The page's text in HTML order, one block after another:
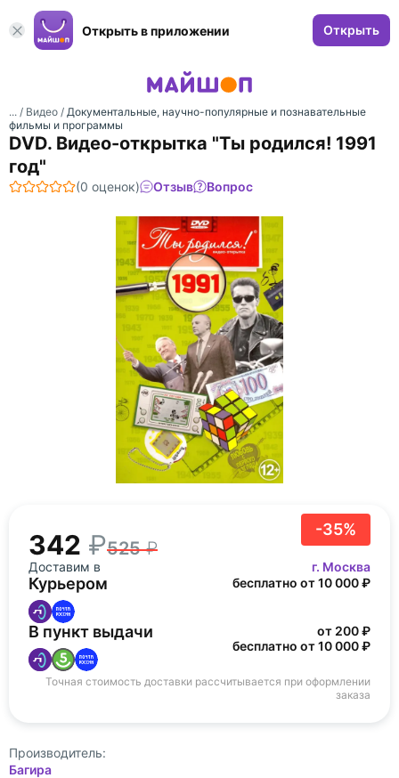
Открыть в приложении Открыть
... / Видео / Документальные, научно-популярные и познавательные
фильмы и программы
DVD. Видео-открытка "Ты родился! 1991
год"
(0 оценок) Отзыв Вопрос
-35%
342 525
Доставим в г. Москва
Курьером бесплатно от 10 000 ₽
В пункт выдачи
от 200 ₽
бесплатно от 10 000 ₽
Точная стоимость доставки рассчитывается при оформлении
заказа
Производитель:
Багира